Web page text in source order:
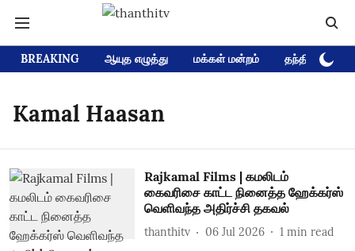
BREAKING ஆயுத எழுத்து மக்கள் மன்றம் தந்தி டிவி
Kamal Haasan
Rajkamal Films | கமலிடம்
கைவரிசை காட்ட நினைத்த ஹேக்கர்ஸ்
வெளிவந்த அதிர்ச்சி தகவல்
thanthitv 06 Jul 2026 1 min read